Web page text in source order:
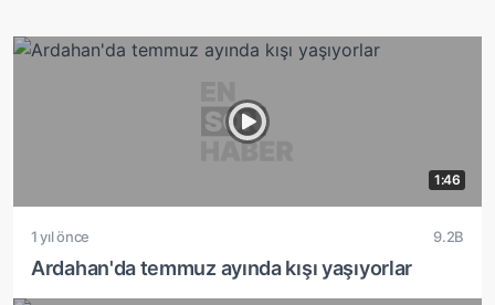
1:46
1 yıl önce 9.2B
Ardahan'da temmuz ayında kışı yaşıyorlar